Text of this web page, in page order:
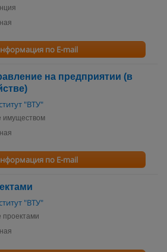
по E-mail
на предприятии (в
"ВТУ"
имуществом
по E-mail
"ВТУ"
проектами